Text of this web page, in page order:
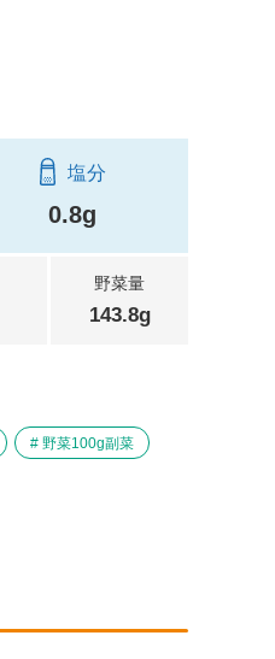
塩分
0.8g
野菜量
143.8g
野菜100g副菜